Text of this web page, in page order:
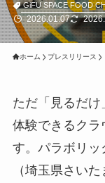
GiFU SPACE FOOD
2026.01.07
ホーム プレスリリース
ただ「見るだけ
体験できるクラ
す。パラボリッ
（埼玉県さい